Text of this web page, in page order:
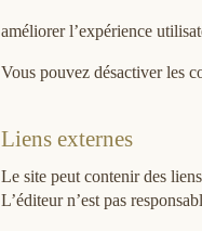
améliorer l’expérience
Vous pouvez désactiver les
Liens externes
Le site peut contenir des
L’éditeur n’est pas